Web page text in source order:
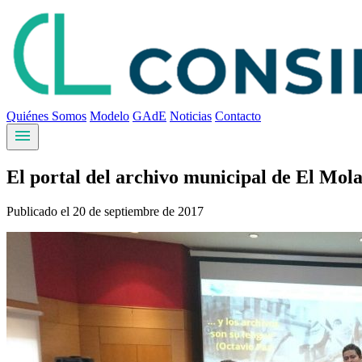
Quiénes Somos Modelo GAdE Noticias Contacto
menu
El portal del archivo municipal de El
Publicado el 20 de septiembre de 2017